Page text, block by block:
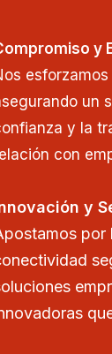
y
un
y la
con
y
por